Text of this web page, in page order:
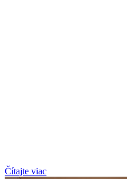
Čítajte viac